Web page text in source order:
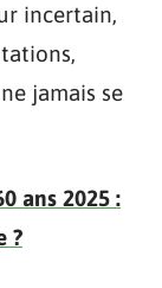
incertain,
jamais se
ans 2025 :
?